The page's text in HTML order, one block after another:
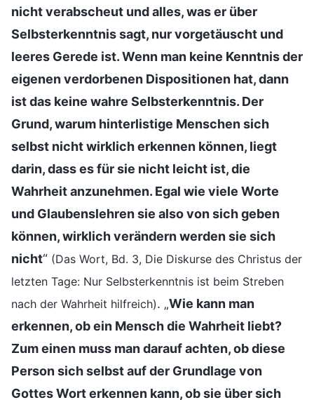
nicht verabscheut und alles, was er über
Selbsterkenntnis sagt, nur vorgetäuscht und
leeres Gerede ist. Wenn man keine Kenntnis der
eigenen verdorbenen Dispositionen hat, dann
ist das keine wahre Selbsterkenntnis. Der
Grund, warum hinterlistige Menschen sich
selbst nicht wirklich erkennen können, liegt
darin, dass es für sie nicht leicht ist, die
Wahrheit anzunehmen. Egal wie viele Worte
und Glaubenslehren sie also von sich geben
können, wirklich verändern werden sie sich
nicht“ (Das Wort, Bd. 3, Die Diskurse des Christus der
letzten Tage: Nur Selbsterkenntnis ist beim Streben
nach der Wahrheit hilfreich). „Wie kann man
erkennen, ob ein Mensch die Wahrheit liebt?
Zum einen muss man darauf achten, ob diese
Person sich selbst auf der Grundlage von
Gottes Wort erkennen kann, ob sie über sich